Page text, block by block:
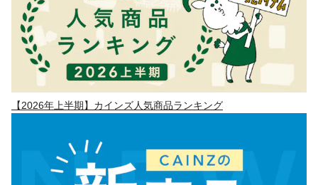
【2026年上半期】カインズ人気商品ランキング